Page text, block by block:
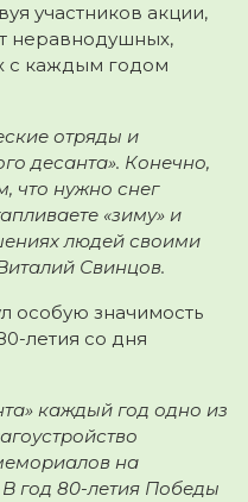
участников акции,
неравнодушных,
с каждым годом
отряды и
десанта». Конечно,
что нужно снег
«зиму» и
людей своими
Свинцов.
особую значимость
летия со дня
каждый год одно из
на
год 80-летия Победы